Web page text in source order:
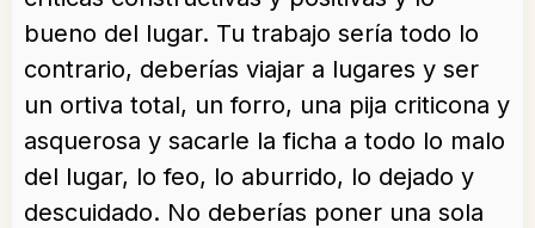
bueno del lugar. Tu trabajo sería todo lo
contrario, deberías viajar a lugares y ser
un ortiva total, un forro, una pija criticona y
asquerosa y sacarle la ficha a todo lo malo
del lugar, lo feo, lo aburrido, lo dejado y
descuidado. No deberías poner una sola